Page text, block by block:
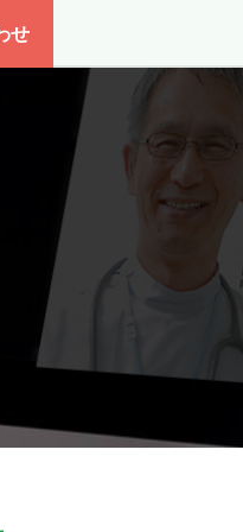
せ